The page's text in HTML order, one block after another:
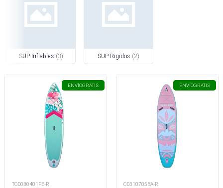
SUP Inflables (3) SUP Rigidos (2)
ENVÍOGRATIS
TOD030401FE-R
ENVÍOGRATIS
OD310705BA-R